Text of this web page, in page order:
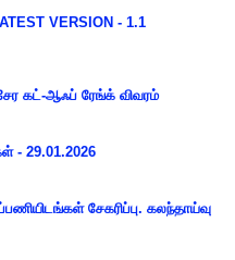
VERSION - 1.1
கட்-ஆஃப் ரேங்க் விவரம்
- 29.01.2026
சேகரிப்பு. கலந்தாய்வு